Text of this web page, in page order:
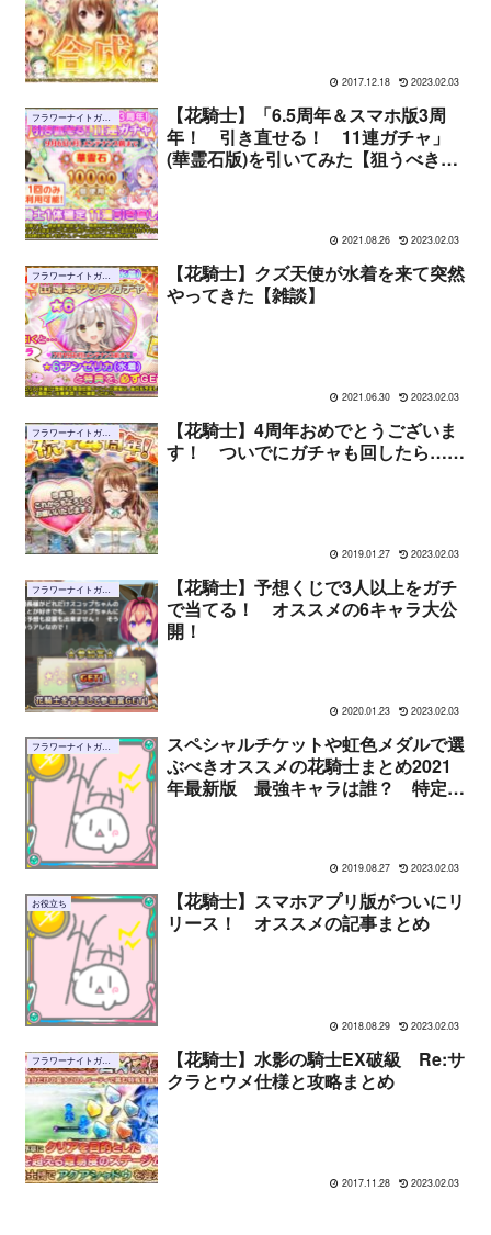
2017.12.18 2023.02.03
フラワーナイトガール
【花騎士】「6.5周年＆スマホ版3周
年！ 引き直せる！ 11連ガチャ」
(華霊石版)を引いてみた【狙うべき
2021.08.26 2023.02.03
フラワーナイトガール
【花騎士】クズ天使が水着を来て突然
やってきた【雑談】
2021.06.30 2023.02.03
フラワーナイトガール
【花騎士】4周年おめでとうございま
す！ ついでにガチャも回したら……
2019.01.27 2023.02.03
フラワーナイトガール
【花騎士】予想くじで3人以上をガチ
で当てる！ オススメの6キャラ大公
開！
2020.01.23 2023.02.03
フラワーナイトガール
スペシャルチケットや虹色メダルで選
ぶべきオススメの花騎士まとめ2021
年最新版 最強キャラは誰？ 特定の
2019.08.27 2023.02.03
お役立ち
【花騎士】スマホアプリ版がついにリ
リース！ オススメの記事まとめ
2018.08.29 2023.02.03
フラワーナイトガール
【花騎士】水影の騎士EX破級 Re:サ
クラとウメ仕様と攻略まとめ
2017.11.28 2023.02.03